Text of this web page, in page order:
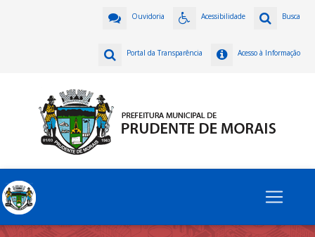
Busca
Acessibilidade
Ouvidoria
Acesso à Informação
Portal da Transparência